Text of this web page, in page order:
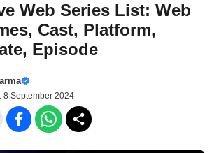
Web Series List: Web
Cast, Platform,
Episode
8 September 2024